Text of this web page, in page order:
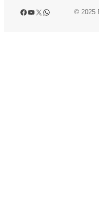
Facebook
YouTube
X WhatsApp© 2025